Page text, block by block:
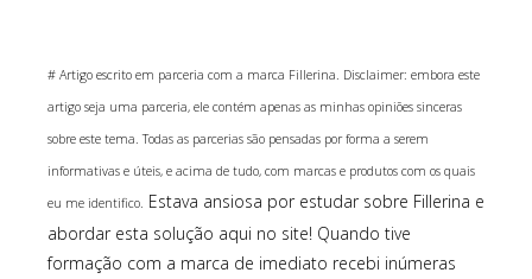
# Artigo escrito em parceria com a marca Fillerina. Disclaimer: embora este
artigo seja uma parceria, ele contém apenas as minhas opiniões sinceras
sobre este tema. Todas as parcerias são pensadas por forma a serem
informativas e úteis, e acima de tudo, com marcas e produtos com os quais
eu me identifico. Estava ansiosa por estudar sobre Fillerina e
abordar esta solução aqui no site! Quando tive
formação com a marca de imediato recebi inúmeras